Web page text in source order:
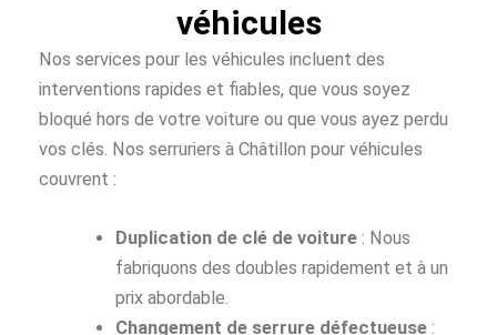
véhicules
Nos services pour les véhicules incluent des
interventions rapides et fiables, que vous soyez
bloqué hors de votre voiture ou que vous ayez perdu
vos clés. Nos serruriers à Châtillon pour véhicules
couvrent :
Duplication de clé de voiture : Nous
fabriquons des doubles rapidement et à un
prix abordable.
Changement de serrure défectueuse :